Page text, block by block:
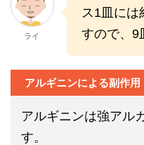
ライ
ス1皿には
すので、9
アルギニンによる副作用
アルギニンは強アル
す。